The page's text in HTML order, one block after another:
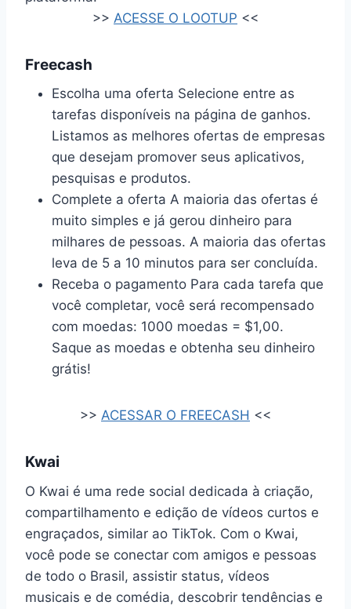
>> ACESSE O LOOTUP <<
Freecash
Escolha uma oferta Selecione entre as
tarefas disponíveis na página de ganhos.
Listamos as melhores ofertas de empresas
que desejam promover seus aplicativos,
pesquisas e produtos.
Complete a oferta A maioria das ofertas é
muito simples e já gerou dinheiro para
milhares de pessoas. A maioria das ofertas
leva de 5 a 10 minutos para ser concluída.
Receba o pagamento Para cada tarefa que
você completar, você será recompensado
com moedas: 1000 moedas = $1,00.
Saque as moedas e obtenha seu dinheiro
grátis!
>> ACESSAR O FREECASH <<
Kwai
O Kwai é uma rede social dedicada à criação,
compartilhamento e edição de vídeos curtos e
engraçados, similar ao TikTok. Com o Kwai,
você pode se conectar com amigos e pessoas
de todo o Brasil, assistir status, vídeos
musicais e de comédia, descobrir tendências e